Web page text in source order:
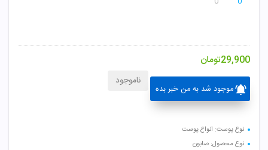
29,900تومان
موجود شد به من خبر بده
ناموجود
نوع پوست: انواع پوست
نوع محصول: صابون